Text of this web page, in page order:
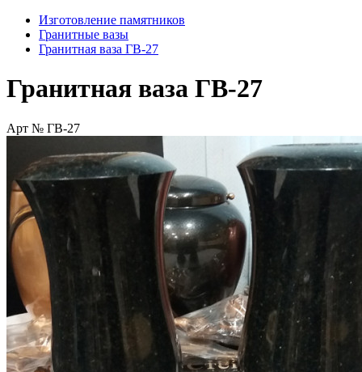
Изготовление памятников
Гранитные вазы
Гранитная ваза ГВ-27
Гранитная ваза ГВ-27
Арт № ГВ-27